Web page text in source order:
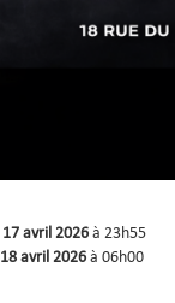
17 avril 2026 à 23h55
18 avril 2026 à 06h00